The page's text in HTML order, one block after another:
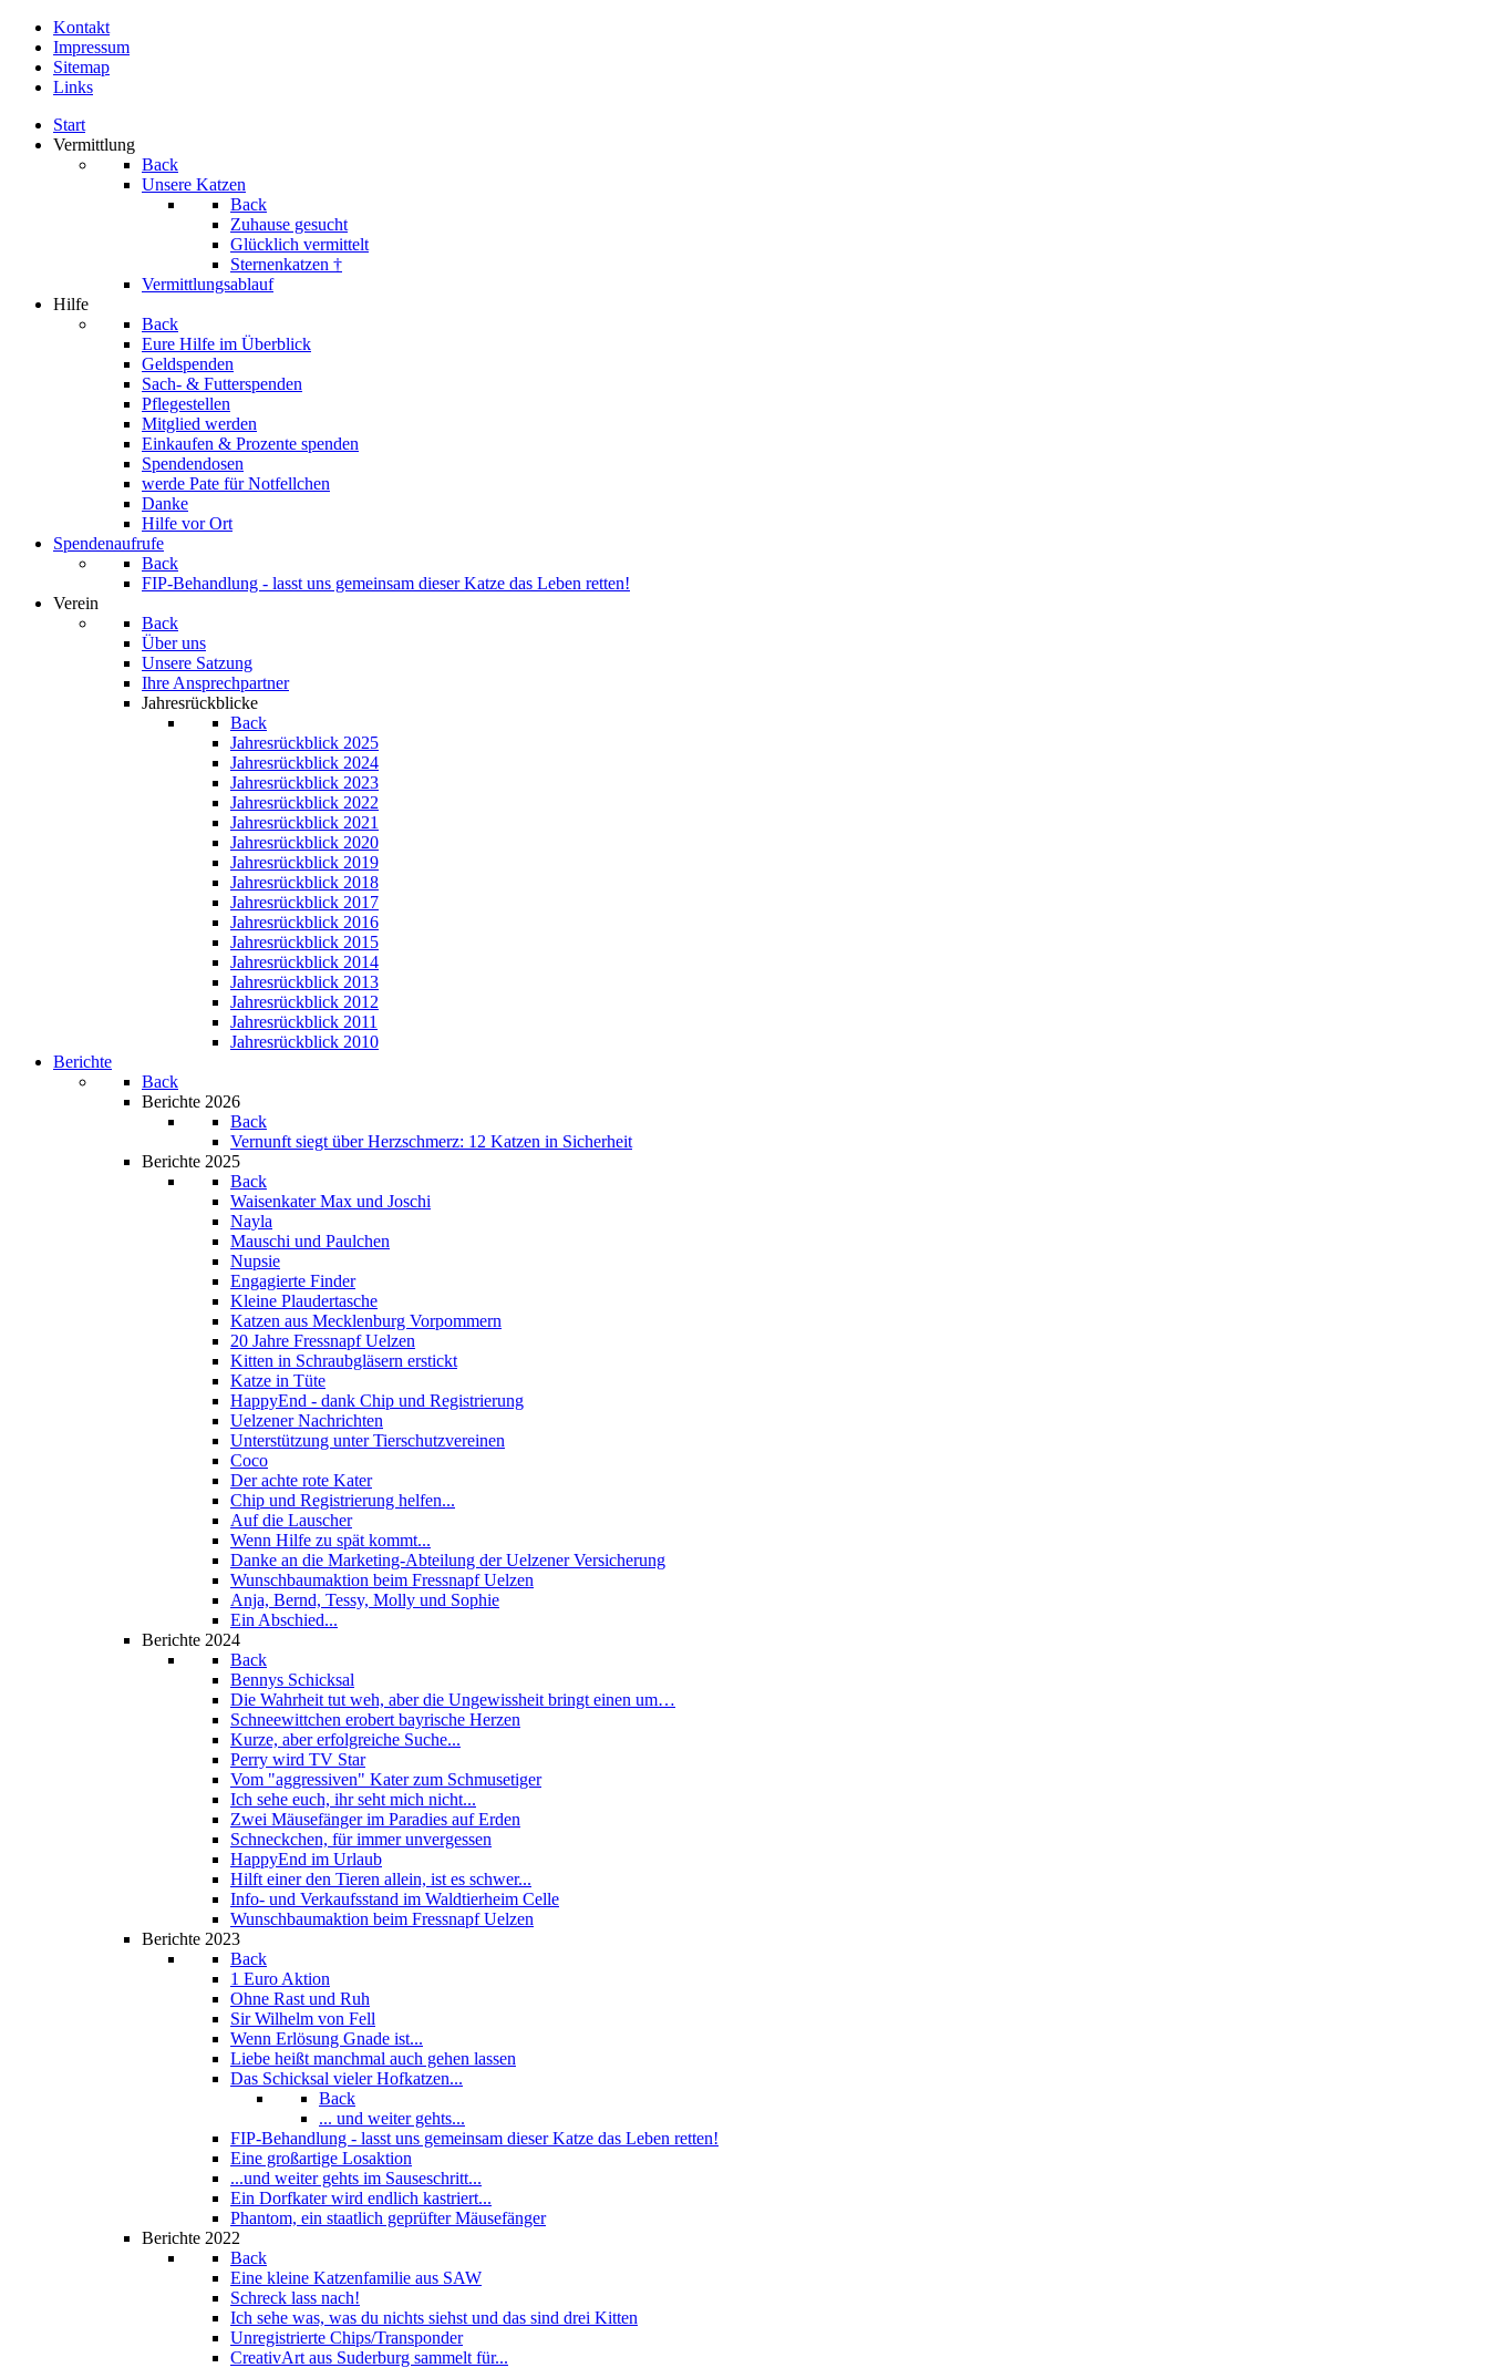
Kontakt
Impressum
Sitemap
Links
Start
Vermittlung
Back
Unsere Katzen
Back
Zuhause gesucht
Glücklich vermittelt
Sternenkatzen †
Vermittlungsablauf
Hilfe
Back
Eure Hilfe im Überblick
Geldspenden
Sach- & Futterspenden
Pflegestellen
Mitglied werden
Einkaufen & Prozente spenden
Spendendosen
werde Pate für Notfellchen
Danke
Hilfe vor Ort
Spendenaufrufe
Back
FIP-Behandlung - lasst uns gemeinsam dieser Katze das Leben retten!
Verein
Back
Über uns
Unsere Satzung
Ihre Ansprechpartner
Jahresrückblicke
Back
Jahresrückblick 2025
Jahresrückblick 2024
Jahresrückblick 2023
Jahresrückblick 2022
Jahresrückblick 2021
Jahresrückblick 2020
Jahresrückblick 2019
Jahresrückblick 2018
Jahresrückblick 2017
Jahresrückblick 2016
Jahresrückblick 2015
Jahresrückblick 2014
Jahresrückblick 2013
Jahresrückblick 2012
Jahresrückblick 2011
Jahresrückblick 2010
Berichte
Back
Berichte 2026
Back
Vernunft siegt über Herzschmerz: 12 Katzen in Sicherheit
Berichte 2025
Back
Waisenkater Max und Joschi
Nayla
Mauschi und Paulchen
Nupsie
Engagierte Finder
Kleine Plaudertasche
Katzen aus Mecklenburg Vorpommern
20 Jahre Fressnapf Uelzen
Kitten in Schraubgläsern erstickt
Katze in Tüte
HappyEnd - dank Chip und Registrierung
Uelzener Nachrichten
Unterstützung unter Tierschutzvereinen
Coco
Der achte rote Kater
Chip und Registrierung helfen...
Auf die Lauscher
Wenn Hilfe zu spät kommt...
Danke an die Marketing-Abteilung der Uelzener Versicherung
Wunschbaumaktion beim Fressnapf Uelzen
Anja, Bernd, Tessy, Molly und Sophie
Ein Abschied...
Berichte 2024
Back
Bennys Schicksal
Die Wahrheit tut weh, aber die Ungewissheit bringt einen um…
Schneewittchen erobert bayrische Herzen
Kurze, aber erfolgreiche Suche...
Perry wird TV Star
Vom "aggressiven" Kater zum Schmusetiger
Ich sehe euch, ihr seht mich nicht...
Zwei Mäusefänger im Paradies auf Erden
Schneckchen, für immer unvergessen
HappyEnd im Urlaub
Hilft einer den Tieren allein, ist es schwer...
Info- und Verkaufsstand im Waldtierheim Celle
Wunschbaumaktion beim Fressnapf Uelzen
Berichte 2023
Back
1 Euro Aktion
Ohne Rast und Ruh
Sir Wilhelm von Fell
Wenn Erlösung Gnade ist...
Liebe heißt manchmal auch gehen lassen
Das Schicksal vieler Hofkatzen...
Back
... und weiter gehts...
FIP-Behandlung - lasst uns gemeinsam dieser Katze das Leben retten!
Eine großartige Losaktion
...und weiter gehts im Sauseschritt...
Ein Dorfkater wird endlich kastriert...
Phantom, ein staatlich geprüfter Mäusefänger
Berichte 2022
Back
Eine kleine Katzenfamilie aus SAW
Schreck lass nach!
Ich sehe was, was du nichts siehst und das sind drei Kitten
Unregistrierte Chips/Transponder
CreativArt aus Suderburg sammelt für...